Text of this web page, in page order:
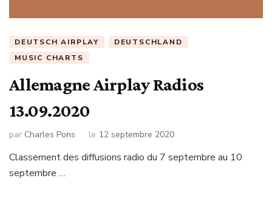
DEUTSCH AIRPLAY
DEUTSCHLAND
MUSIC CHARTS
Allemagne Airplay Radios
13.09.2020
par Charles Pons le 12 septembre 2020
Classement des diffusions radio du 7 septembre au 10
septembre …